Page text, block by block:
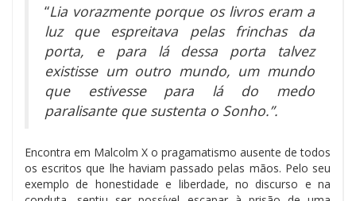
“Lia vorazmente porque os livros eram a
luz que espreitava pelas frinchas da
porta, e para lá dessa porta talvez
existisse um outro mundo, um mundo
que estivesse para lá do medo
paralisante que sustenta o Sonho.”.
Encontra em Malcolm X o pragamatismo ausente de todos
os escritos que lhe haviam passado pelas mãos. Pelo seu
exemplo de honestidade e liberdade, no discurso e na